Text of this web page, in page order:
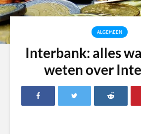
ALGEMEEN
Interbank: alles
weten over